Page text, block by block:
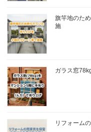
旗竿地のた
施
ガラス窓
リフォーム